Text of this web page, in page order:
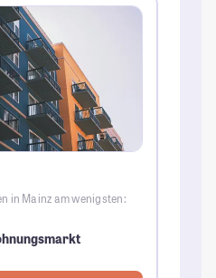
in Mainz am wenigsten: